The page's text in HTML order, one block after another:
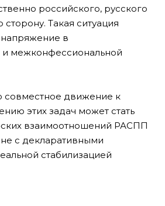
российского, русского
Такая ситуация
в
межконфессиональной
совместное движение к
этих задач может стать
взаимоотношений РАСПП
с декларативными
стабилизацией